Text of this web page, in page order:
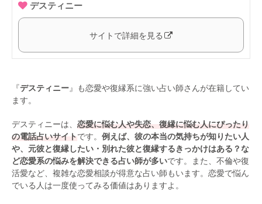
デスティニー
サイトで詳細を見る
『デスティニー』も恋愛や復縁系に強い占い師さんが在籍してい
ます。
デスティニーは、 恋愛に悩む人や失恋、復縁に悩む人にぴったり
の電話占いサイトです。 例えば、彼の本当の気持ちが知りたい人
や、元彼と復縁したい・別れた彼と復縁するきっかけはある？な
ど恋愛系の悩みを解決できる占い師が多いです。また、不倫や復
活愛など、複雑な恋愛相談が得意な占い師もいます。恋愛で悩ん
でいる人は一度使ってみる価値はありますよ。